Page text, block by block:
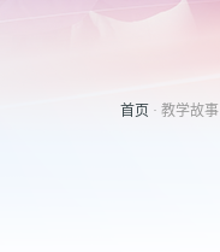
首页 · 教学故事